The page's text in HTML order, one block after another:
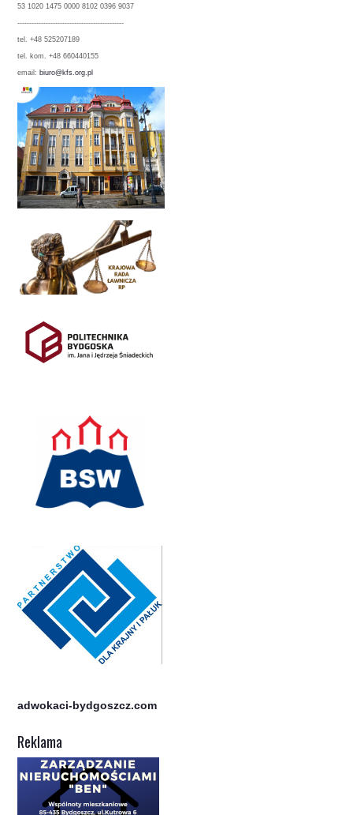
53 1020 1475 0000 8102 0396 9037
---------------------------------------------
tel. +48 525207189
tel. kom. +48 660440155
email: biuro@kfs.org.pl
adwokaci-bydgoszcz.com
Reklama